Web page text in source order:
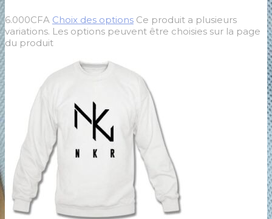
6.000CFA Choix des options Ce produit a plusieurs
variations. Les options peuvent être choisies sur la page
du produit